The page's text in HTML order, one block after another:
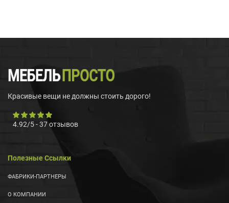
Красивые вещи не должны стоить дорого!
4.92/5-37отзывов
Полезные Ссылки
ФАБРИКИ-ПАРТНЕРЫ
О КОМПАНИИ